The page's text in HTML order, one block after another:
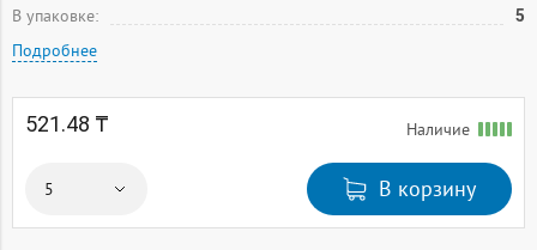
В упаковке: 5
Подробнее
521.48 ₸ Наличие
В корзину